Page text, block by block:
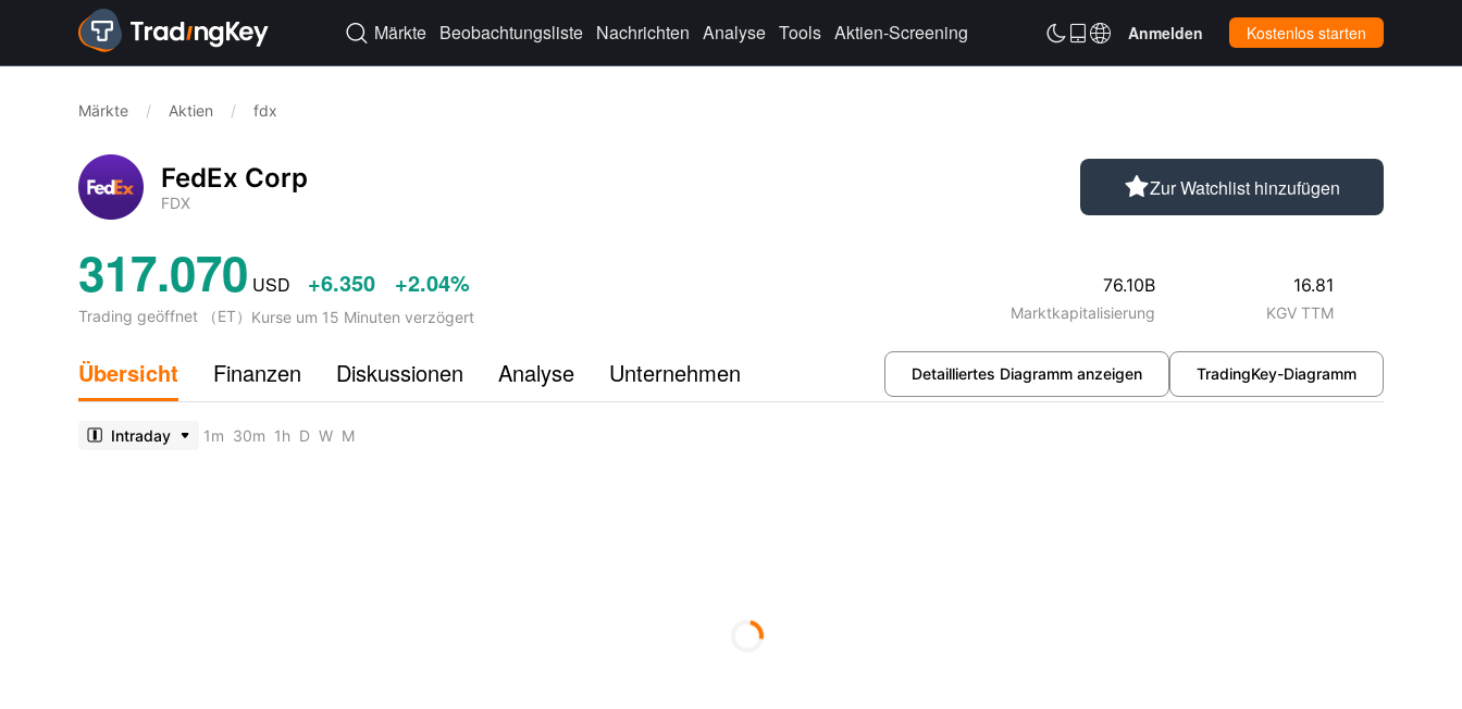
 Märkte Beobachtungsliste Nachrichten Analyse Tools Aktien-Screening  Anmelden Kostenlos starten
Märkte / Aktien / fdx
FedEx Corp
FDX
Zur Watchlist hinzufügen
317.070 USD +6.350 +2.04%
Trading geöffnet （ET） Kurse um 15 Minuten verzögert
76.10B
Marktkapitalisierung
16.81
KGV TTM
Übersicht Finanzen Diskussionen Analyse Unternehmen Detailliertes Diagramm anzeigen TradingKey-Diagramm
Intraday 1m 30m 1h D W M